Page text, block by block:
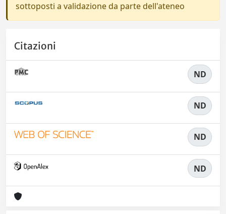
sottoposti a validazione da parte dell'ateneo
Citazioni
ND
ND
ND
ND